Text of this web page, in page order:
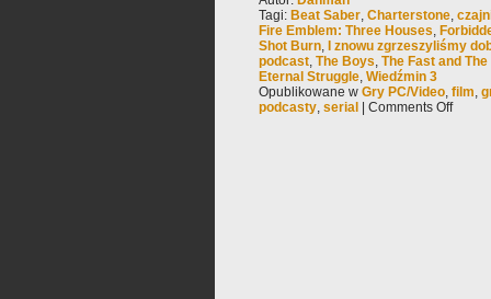
Tagi: Beat Saber, Charterstone,
Fire Emblem: Three Houses,
Shot Burn,
I znowu zgrzeszyliśmy
podcast, The Boys, The Fast and
Eternal Struggle, Wiedźmin 3
Opublikowane w Gry PC/Video, film,
podcasty, serial Comments Off